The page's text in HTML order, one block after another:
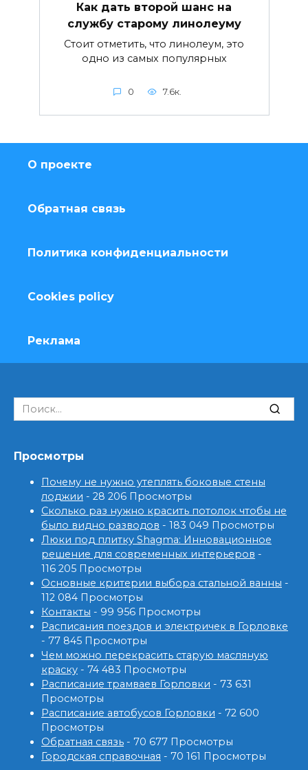
Как дать второй шанс на
службу старому линолеуму
Стоит отметить, что линолеум, это
одно из самых популярных
0 7.6к.
О проекте
Обратная связь
Политика конфиденциальности
Cookies policy
Реклама
Search
for:
Просмотры
Почему не нужно утеплять боковые стены
лоджии - 28 206 Просмотры
Сколько раз нужно красить потолок чтобы не
было видно разводов - 183 049 Просмотры
Люки под плитку Shagma: Инновационное
решение для современных интерьеров -
116 205 Просмотры
Основные критерии выбора стальной ванны -
112 084 Просмотры
Контакты - 99 956 Просмотры
Расписания поездов и электричек в Горловке
- 77 845 Просмотры
Чем можно перекрасить старую масляную
краску - 74 483 Просмотры
Расписание трамваев Горловки - 73 631
Просмотры
Расписание автобусов Горловки - 72 600
Просмотры
Обратная связь - 70 677 Просмотры
Городская справочная - 70 161 Просмотры